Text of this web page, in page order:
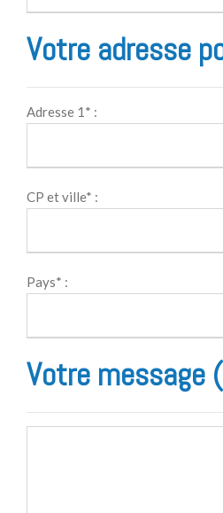
Votre adresse
Adresse 1* :
CP et ville* :
Pays* :
Votre